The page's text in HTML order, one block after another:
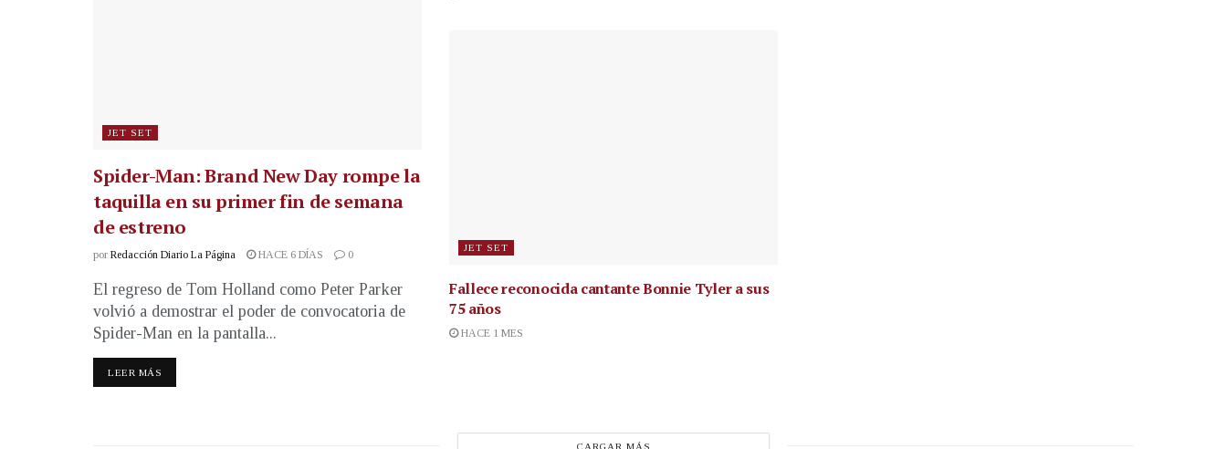
JET SET
Spider-Man: Brand New Day rompe la
taquilla en su primer fin de semana
de estreno
por Redacción Diario La Página HACE 6 DÍAS 0
El regreso de Tom Holland como Peter Parker
volvió a demostrar el poder de convocatoria de
Spider-Man en la pantalla...
LEER MÁS
JET SET
Fallece reconocida cantanteBonnie Tyler a sus
75 años
HACE 1 MES
CARGAR MÁS